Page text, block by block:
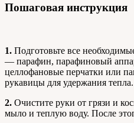
Пошаговая инструкция
1. Подготовьте все
— парафин, парафиновый
целлофановые перчатки или
рукавицы для удержания тепла.
2. Очистите руки от грязи и
мыло и теплую воду. После